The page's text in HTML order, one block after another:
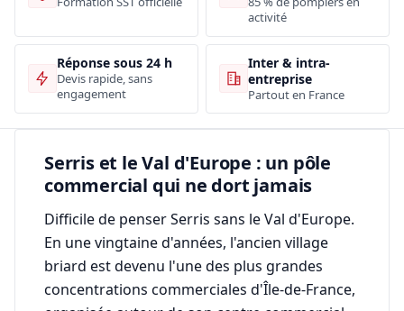
activité
Réponse sous 24 h
Devis rapide, sans
engagement
Inter & intra-
entreprise
Partout en France
Serris et le Val d'Europe : un pôle
commercial qui ne dort jamais
Difficile de penser Serris sans le Val d'Europe.
En une vingtaine d'années, l'ancien village
briard est devenu l'une des plus grandes
concentrations commerciales d'Île-de-France,